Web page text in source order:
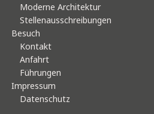
Moderne Architektur
Stellenausschreibungen
Besuch
Kontakt
Anfahrt
Führungen
Impressum
Datenschutz